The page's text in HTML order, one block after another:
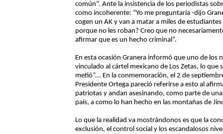
común”. Ante la insistencia de los periodistas
como incoherente: “Yo me preguntaría -dijo
cogen un AK y van a matar a miles de
porque no les roban? Creo que no
afirmar que es un hecho criminal”.
En esta ocasión Granera informó que uno de los
vinculado al cártel mexicano de Los Zetas, lo que
metió”... En la conmemoración, el 2 de
Presidente Ortega pareció referirse a esto al
patriotas y andan asesinando, como parte de
país, a como lo han hecho en las montañas de
Lo que la realidad va mostrándonos es que la
exclusión, el control social y los escandalosos